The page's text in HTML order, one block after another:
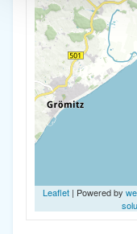
Leaflet| Powered by